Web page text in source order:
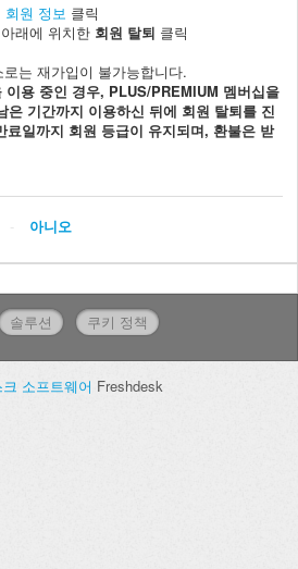
회원 정보 클릭
래에 위치한 회원 탈퇴 클릭
는 재가입이 불가능합니다.
용 중인 경우, PLUS/PREMIUM 멤버십을
은 기간까지 이용하신 뒤에 회원 탈퇴를 진
일까지 회원 등급이 유지되며, 환불은 받
아니오
솔루션 쿠키 정책
소프트웨어 Freshdesk